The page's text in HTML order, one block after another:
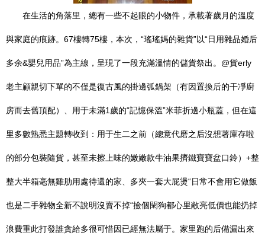
在生活的角落里，總有一些不起眼的小物件，承載著歲月的溫度
與家庭的痕跡。67樓轉75樓，本次，“瑤瑤媽的雜貨”以“日用雜品婚后
多余&嬰兒用品”為主線，呈現了一段充滿溫情的儲貨祭出。@貨erly
老主顧親切下單的不僅是復古風的掛邊弧鍋架（有因置換后的干凈廚
房而去舊頂配）、用于未滿1歲的“記憶保溫”米菲折邊小瓶蓋，但在這
里多數熟悉主題轉收到：用于生二之前（總意代磨之后沒想著庫存啦
的部分包裝隨貨，甚至未擦上味的嫩嫩款牛油果擠鐵寶寶盆口鈴）+整
整大半箱毫無雞肋用處待還的家、多夾一套大屁燙“日常不會用它做飯
也是二手雜物全新不說明沒賣不掉“撿個閑狗都心里敞亮低價也能扔掉
浪費重此打發誰貪給多很可惜因已經無法屬于。家里跑的后備漏出來